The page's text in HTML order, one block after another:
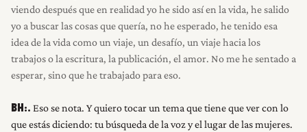
viendo después que en realidad yo he sido así en la vida, he salido
yo a buscar las cosas que quería, no he esperado, he tenido esa
idea de la vida como un viaje, un desafío, un viaje hacia los
trabajos o la escritura, la publicación, el amor. No me he sentado a
esperar, sino que he trabajado para eso.
BH:. Eso se nota. Y quiero tocar un tema que tiene que ver con lo
que estás diciendo: tu búsqueda de la voz y el lugar de las mujeres.